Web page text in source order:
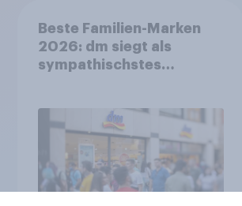
Beste Familien-Marken
2026: dm siegt als
sympathischstes